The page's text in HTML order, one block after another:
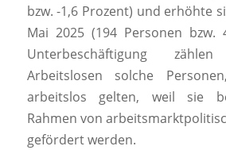
bzw. -1,6 Prozent) und erhöhte
Mai 2025 (194 Personen bzw.
Unterbeschäftigung
Arbeitslosen solche
arbeitslos gelten, weil sie
Rahmen von
gefördert werden.